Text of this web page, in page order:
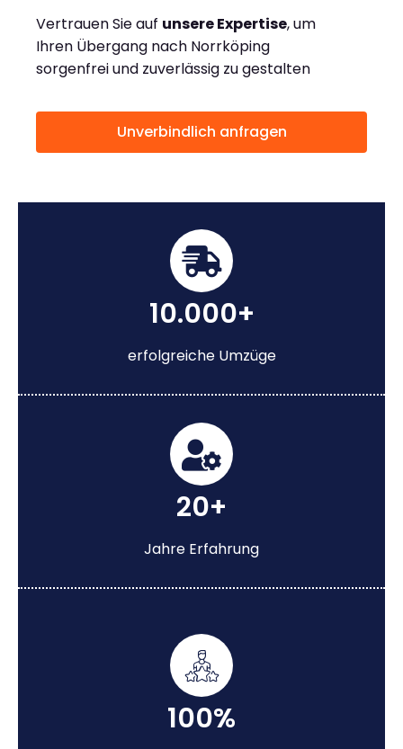
Vertrauen Sie auf unsere Expertise, um
Ihren Übergang nach Norrköping
sorgenfrei und zuverlässig zu gestalten
Unverbindlich anfragen
10.000+
erfolgreiche Umzüge
20+
Jahre Erfahrung
100%